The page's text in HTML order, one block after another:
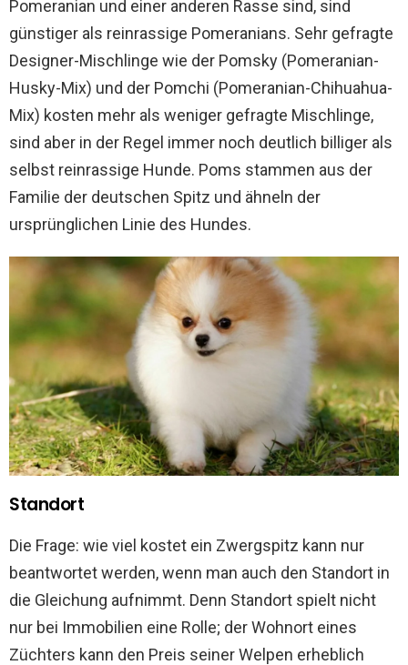
Pomeranian und einer anderen Rasse sind, sind
günstiger als reinrassige Pomeranians. Sehr gefragte
Designer-Mischlinge wie der Pomsky (Pomeranian-
Husky-Mix) und der Pomchi (Pomeranian-Chihuahua-
Mix) kosten mehr als weniger gefragte Mischlinge,
sind aber in der Regel immer noch deutlich billiger als
selbst reinrassige Hunde. Poms stammen aus der
Familie der deutschen Spitz und ähneln der
ursprünglichen Linie des Hundes.
Standort
Die Frage: wie viel kostet ein Zwergspitz kann nur
beantwortet werden, wenn man auch den Standort in
die Gleichung aufnimmt. Denn Standort spielt nicht
nur bei Immobilien eine Rolle; der Wohnort eines
Züchters kann den Preis seiner Welpen erheblich